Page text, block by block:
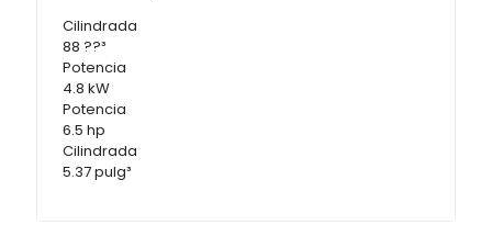
Cilindrada
88 ??³
Potencia
4.8 kW
Potencia
6.5 hp
Cilindrada
5.37 pulg³